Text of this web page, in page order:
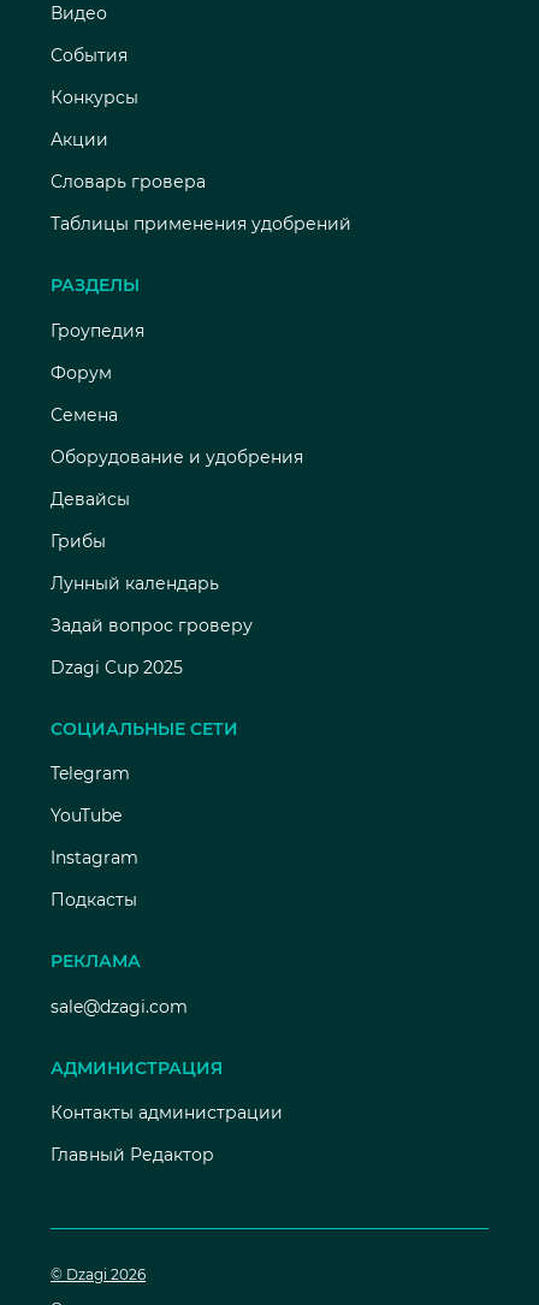
Видео
События
Конкурсы
Акции
Словарь гровера
Таблицы применения удобрений
РАЗДЕЛЫ
Гроупедия
Форум
Семена
Оборудование и удобрения
Девайсы
Грибы
Лунный календарь
Задай вопрос гроверу
Dzagi Cup 2025
СОЦИАЛЬНЫЕ СЕТИ
Telegram
YouTube
Instagram
Подкасты
РЕКЛАМА
sale@dzagi.com
АДМИНИСТРАЦИЯ
Контакты администрации
Главный Редактор
© Dzagi 2026